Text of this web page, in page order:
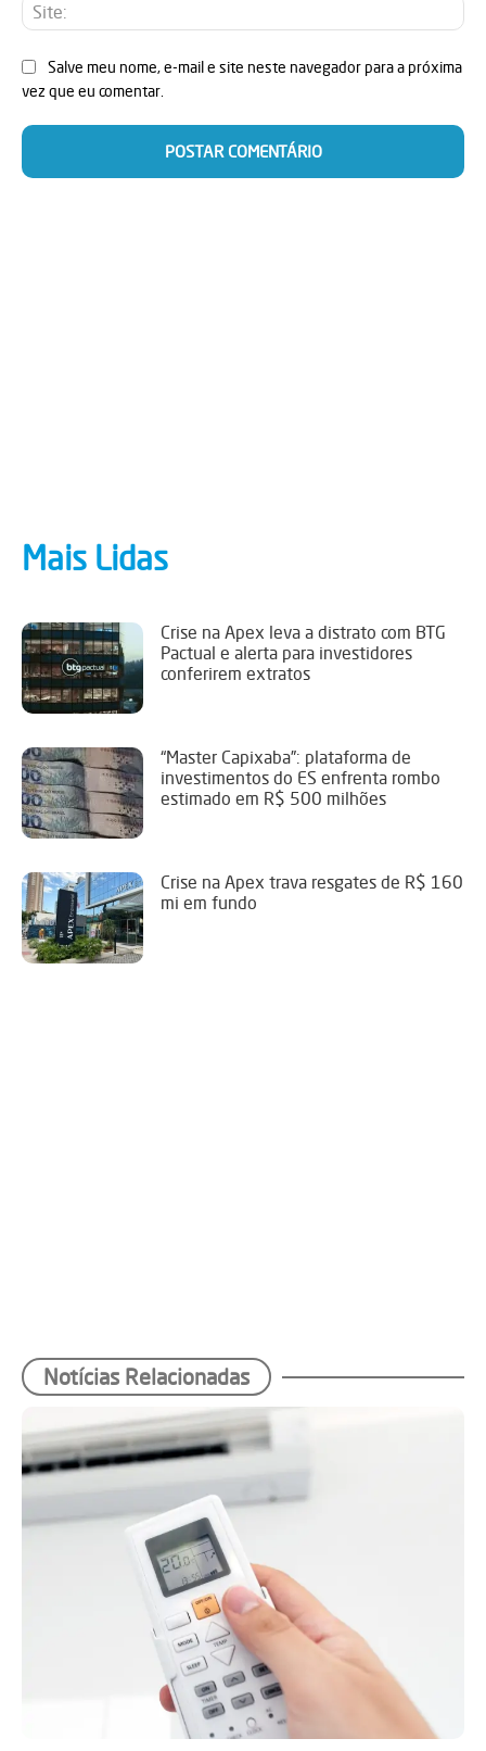
Salve meu nome, e-mail e site neste navegador para a próxima
vez que eu comentar.
Mais Lidas
Crise na Apex leva a distrato com BTG
Pactual e alerta para investidores
conferirem extratos
“Master Capixaba”: plataforma de
investimentos do ES enfrenta rombo
estimado em R$ 500 milhões
Crise na Apex trava resgates de R$ 160
mi em fundo
Notícias Relacionadas